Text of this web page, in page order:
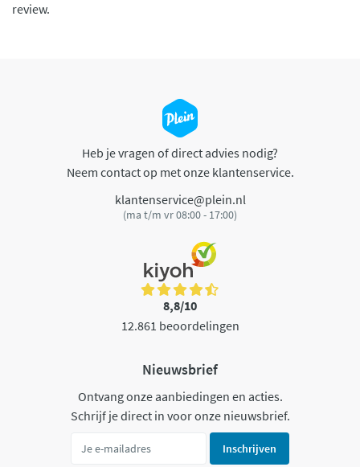
review.
Heb je vragen of direct advies nodig?
Neem contact op met onze klantenservice.
klantenservice@plein.nl
(ma t/m vr 08:00 - 17:00)
8,8/10
12.861 beoordelingen
Nieuwsbrief
Ontvang onze aanbiedingen en acties.
Schrijf je direct in voor onze nieuwsbrief.
Inschrijven